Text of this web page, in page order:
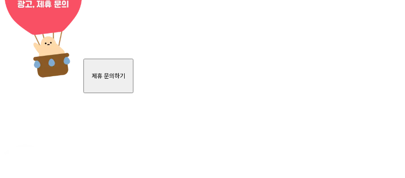
제휴 문의하기